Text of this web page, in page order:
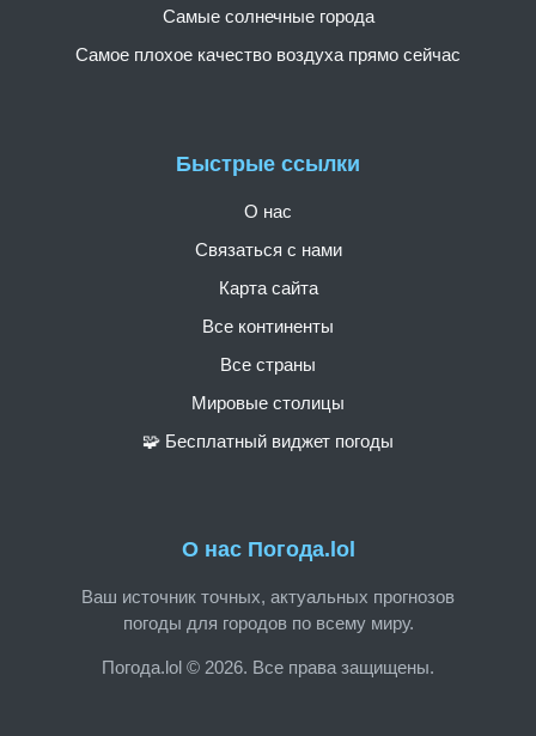
О нас Погода.lol
Ваш источник точных, актуальных прогнозов
погоды для городов по всему миру.
Погода.lol © 2026. Все права защищены.
Быстрые ссылки
О нас
Связаться с нами
Карта сайта
Все континенты
Все страны
Мировые столицы
🧩 Бесплатный виджет погоды
Самые солнечные города
Самое плохое качество воздуха прямо сейчас